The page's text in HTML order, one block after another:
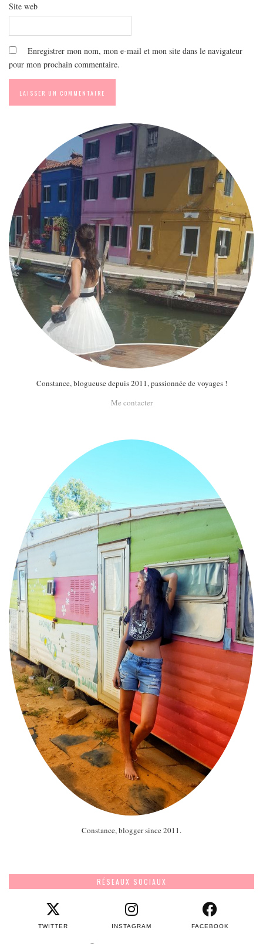
A PROPOS
Site web
Enregistrer mon nom, mon e-mail et mon site dans le navigateur
pour mon prochain commentaire.
Constance, blogueuse depuis 2011, passionnée de voyages !
Me contacter
Constance, blogger since 2011.
RÉSEAUX SOCIAUX
TWITTER INSTAGRAM FACEBOOK